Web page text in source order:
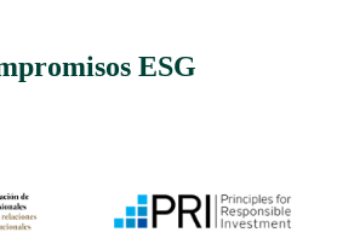
ESG